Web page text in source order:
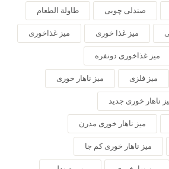
صندلی چوبی طاولة الطعام
میز غذا خوری میز غذاخوری
میز غذاخوری دونفره
میز فلزی میز ناهار خوری
ناهار خوری جدید
میز ناهار خوری مدرن
میز ناهار خوری کم جا